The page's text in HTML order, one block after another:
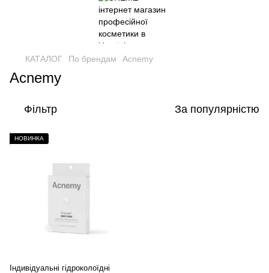
КАТАЛОГ По брендам Acnemy
Acnemy
Фільтр За популярністю
НОВИНКА
Індивідуальні гідроколоїдні